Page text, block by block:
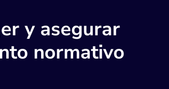
y asegurar
normativo